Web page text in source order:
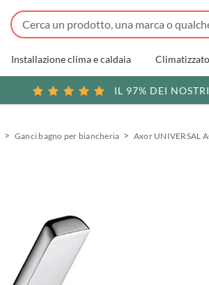
Installazione clima e caldaia
IL 97% DEI
Ganci bagno per biancheria Axor UNIVERSAL